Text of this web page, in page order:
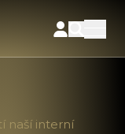
naší interní